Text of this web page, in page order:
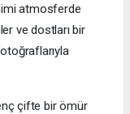
atmosferde
ve dostları bir
çifte bir ömür